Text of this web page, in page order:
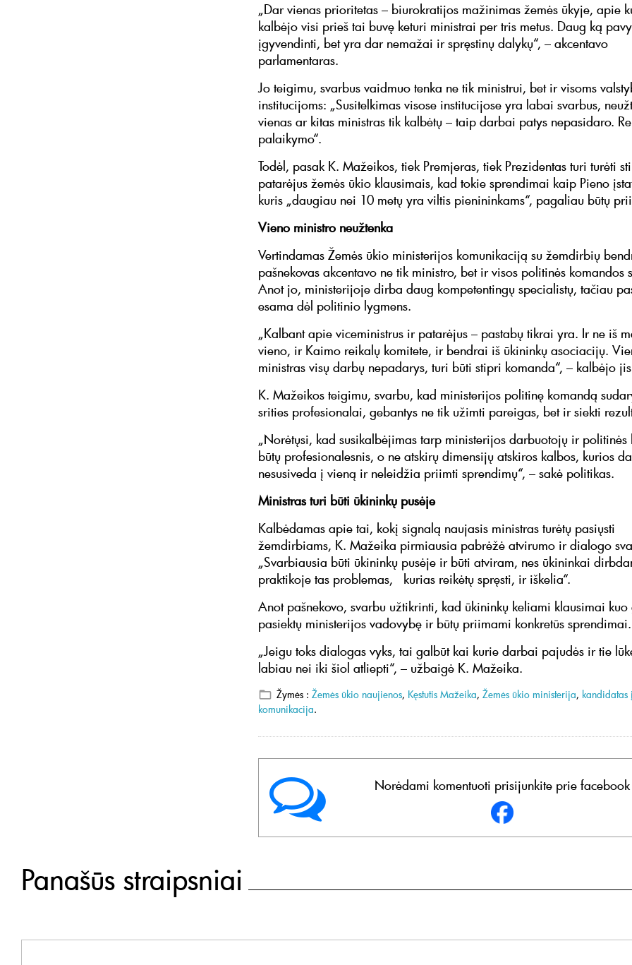
„Dar vienas prioritetas – biurokratijos mažinimas žemės ūkyje, apie
kalbėjo visi prieš tai buvę keturi ministrai per tris metus. Daug ką
įgyvendinti, bet yra dar nemažai ir spręstinų dalykų“, – akcentavo
parlamentaras.
Jo teigimu, svarbus vaidmuo tenka ne tik ministrui, bet ir visoms
institucijoms: „Susitelkimas visose institucijose yra labai svarbus,
vienas ar kitas ministras tik kalbėtų – taip darbai patys nepasidaro.
palaikymo“.
Todėl, pasak K. Mažeikos, tiek Premjeras, tiek Prezidentas turi turėti
patarėjus žemės ūkio klausimais, kad tokie sprendimai kaip Pieno
kuris „daugiau nei 10 metų yra viltis pienininkams“, pagaliau būtų
Vieno ministro neužtenka
Vertindamas Žemės ūkio ministerijos komunikaciją su žemdirbių
pašnekovas akcentavo ne tik ministro, bet ir visos politinės komandos
Anot jo, ministerijoje dirba daug kompetentingų specialistų, tačiau
esama dėl politinio lygmens.
„Kalbant apie viceministrus ir patarėjus – pastabų tikrai yra. Ir ne iš
vieno, ir Kaimo reikalų komitete, ir bendrai iš ūkininkų asociacijų.
ministras visų darbų nepadarys, turi būti stipri komanda“, – kalbėjo
K. Mažeikos teigimu, svarbu, kad ministerijos politinę komandą
srities profesionalai, gebantys ne tik užimti pareigas, bet ir siekti
„Norėtųsi, kad susikalbėjimas tarp ministerijos darbuotojų ir politinės
būtų profesionalesnis, o ne atskirų dimensijų atskiros kalbos, kurios
nesusiveda į vieną ir neleidžia priimti sprendimų“, – sakė politikas.
Ministras turi būti ūkininkų pusėje
Kalbėdamas apie tai, kokį signalą naujasis ministras turėtų pasiųsti
žemdirbiams, K. Mažeika pirmiausia pabrėžė atvirumo ir dialogo
„Svarbiausia būti ūkininkų pusėje ir būti atviram, nes ūkininkai
praktikoje tas problemas, kurias reikėtų spręsti, ir iškelia“.
Anot pašnekovo, svarbu užtikrinti, kad ūkininkų keliami klausimai
pasiektų ministerijos vadovybę ir būtų priimami konkretūs sprendimai.
„Jeigu toks dialogas vyks, tai galbūt kai kurie darbai pajudės ir tie
labiau nei iki šiol atliepti“, – užbaigė K. Mažeika.
Žymės : Žemės ūkio naujienos, Kęstutis Mažeika, Žemės ūkio ministerija, kandidatas
komunikacija.
Norėdami komentuoti prisijunkite prie facebook
Panašūs straipsniai